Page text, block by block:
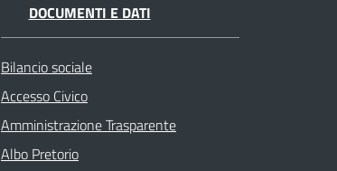
DOCUMENTI E DATI
Bilancio sociale
Accesso Civico
Amministrazione Trasparente
Albo Pretorio